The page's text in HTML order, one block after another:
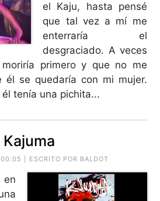
el Kaju, hasta pensé
que tal vez a mí me
enterraría el
desgraciado. A veces
primero y que no me
él se quedaría con mi mujer.
tenía una pichita...
| ESCRITO POR BALDOT
en